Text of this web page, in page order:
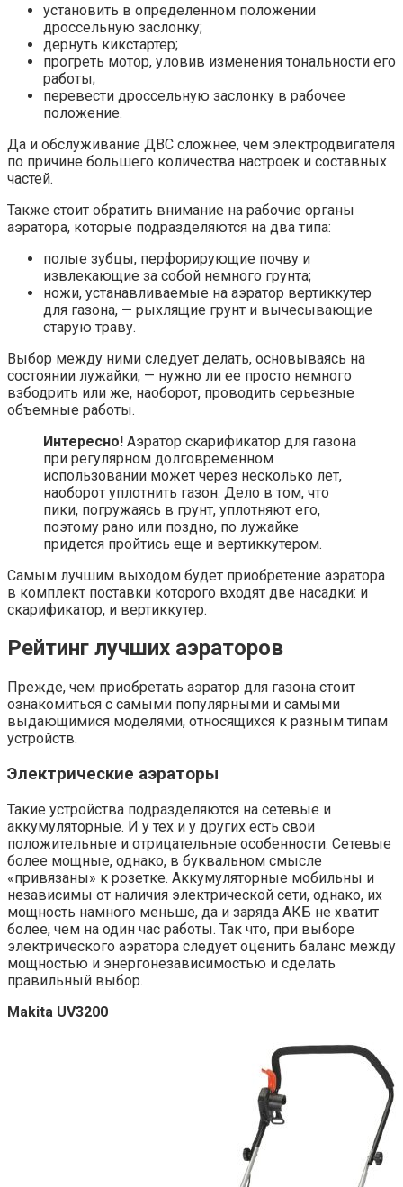
установить в определенном положении
дроссельную заслонку;
дернуть кикстартер;
прогреть мотор, уловив изменения тональности его
работы;
перевести дроссельную заслонку в рабочее
положение.
Да и обслуживание ДВС сложнее, чем электродвигателя
по причине большего количества настроек и составных
частей.
Также стоит обратить внимание на рабочие органы
аэратора, которые подразделяются на два типа:
полые зубцы, перфорирующие почву и
извлекающие за собой немного грунта;
ножи, устанавливаемые на аэратор вертиккутер
для газона, — рыхлящие грунт и вычесывающие
старую траву.
Выбор между ними следует делать, основываясь на
состоянии лужайки, — нужно ли ее просто немного
взбодрить или же, наоборот, проводить серьезные
объемные работы.
Интересно! Аэратор скарификатор для газона
при регулярном долговременном
использовании может через несколько лет,
наоборот уплотнить газон. Дело в том, что
пики, погружаясь в грунт, уплотняют его,
поэтому рано или поздно, по лужайке
придется пройтись еще и вертиккутером.
Самым лучшим выходом будет приобретение аэратора
в комплект поставки которого входят две насадки: и
скарификатор, и вертиккутер.
Рейтинг лучших аэраторов
Прежде, чем приобретать аэратор для газона стоит
ознакомиться с самыми популярными и самыми
выдающимися моделями, относящихся к разным типам
устройств.
Электрические аэраторы
Такие устройства подразделяются на сетевые и
аккумуляторные. И у тех и у других есть свои
положительные и отрицательные особенности. Сетевые
более мощные, однако, в буквальном смысле
«привязаны» к розетке. Аккумуляторные мобильны и
независимы от наличия электрической сети, однако, их
мощность намного меньше, да и заряда АКБ не хватит
более, чем на один час работы. Так что, при выборе
электрического аэратора следует оценить баланс между
мощностью и энергонезависимостью и сделать
правильный выбор.
Makita UV3200